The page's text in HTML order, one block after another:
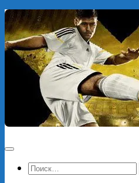
Перейти
к
содержимому
Найти: